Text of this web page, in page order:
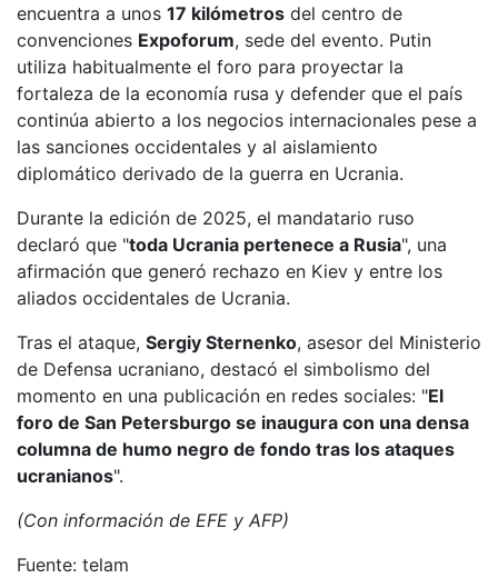
encuentra a unos 17 kilómetros del centro de
convenciones Expoforum, sede del evento. Putin
utiliza habitualmente el foro para proyectar la
fortaleza de la economía rusa y defender que el país
continúa abierto a los negocios internacionales pese a
las sanciones occidentales y al aislamiento
diplomático derivado de la guerra en Ucrania.
Durante la edición de 2025, el mandatario ruso
declaró que "toda Ucrania pertenece a Rusia", una
afirmación que generó rechazo en Kiev y entre los
aliados occidentales de Ucrania.
Tras el ataque, Sergiy Sternenko, asesor del Ministerio
de Defensa ucraniano, destacó el simbolismo del
momento en una publicación en redes sociales: "El
foro de San Petersburgo se inaugura con una densa
columna de humo negro de fondo tras los ataques
ucranianos".
(Con información de EFE y AFP)
Fuente: telam